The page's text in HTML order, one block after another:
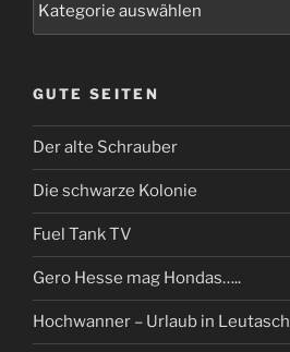
GUTE SEITEN
Der alte Schrauber
Die schwarze Kolonie
Fuel Tank TV
Gero Hesse mag Hondas…..
Hochwanner – Urlaub in Leutasch